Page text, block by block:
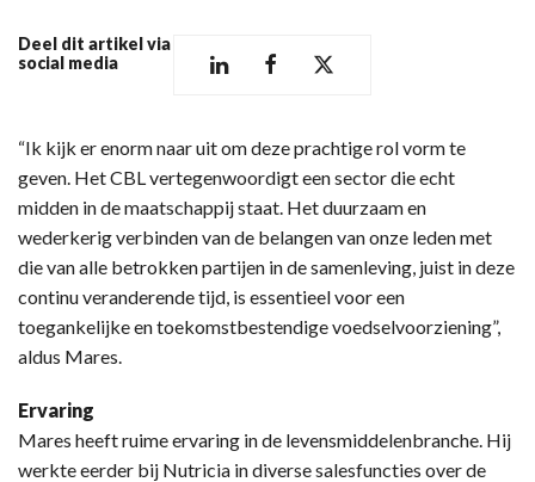
Deel dit artikel via
social media
“Ik kijk er enorm naar uit om deze prachtige rol vorm te
geven. Het CBL vertegenwoordigt een sector die echt
midden in de maatschappij staat. Het duurzaam en
wederkerig verbinden van de belangen van onze leden met
die van alle betrokken partijen in de samenleving, juist in deze
continu veranderende tijd, is essentieel voor een
toegankelijke en toekomstbestendige voedselvoorziening”,
aldus Mares.
Ervaring
Mares heeft ruime ervaring in de levensmiddelenbranche. Hij
werkte eerder bij Nutricia in diverse salesfuncties over de